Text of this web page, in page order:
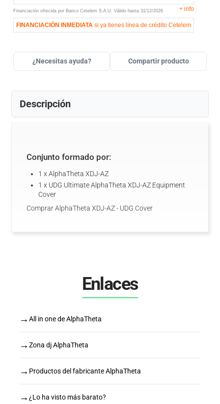
Financiación ofrecida por Banco Cetelem S.A.U. Válido hasta 31/12/2026 + info
FINANCIACIÓN INMEDIATA si ya tienes línea de crédito Cetelem
¿Necesitas ayuda? Compartir producto
Descripción
Conjunto formado por:
1 x AlphaTheta XDJ-AZ
1 x UDG Ultimate AlphaTheta XDJ-AZ Equipment
Cover
Comprar AlphaTheta XDJ-AZ - UDG Cover
Enlaces
→ All in one de AlphaTheta
→ Zona dj AlphaTheta
→ Productos del fabricante AlphaTheta
→ ¿Lo ha visto más barato?